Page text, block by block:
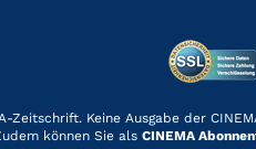
Keine Ausgabe der
können Sie als CINEMA